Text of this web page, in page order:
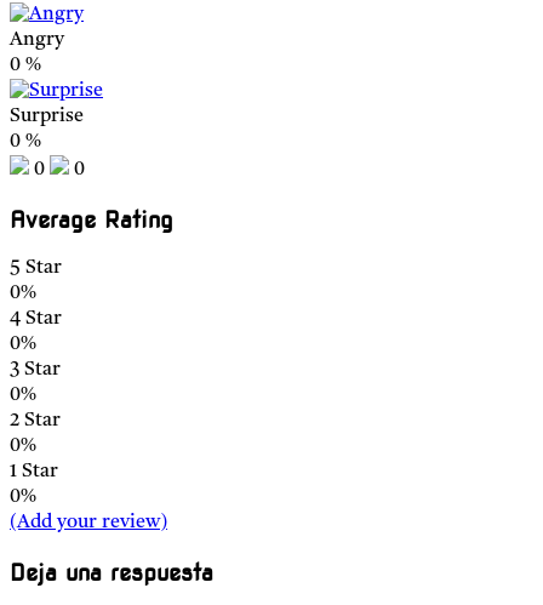
Angry
0 %
Surprise
0 %
0
0
Average Rating
5 Star
0%
4 Star
0%
3 Star
0%
2 Star
0%
1 Star
0%
(Add your review)
Deja una respuesta